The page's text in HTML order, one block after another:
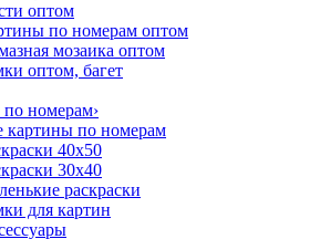
оптом
по номерам оптом
мозаика оптом
оптом, багет
номерам›
картины по номерам
40х50
30х40
раскраски
для картин